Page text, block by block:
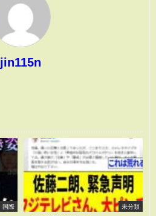
jin115n
国際 未分類